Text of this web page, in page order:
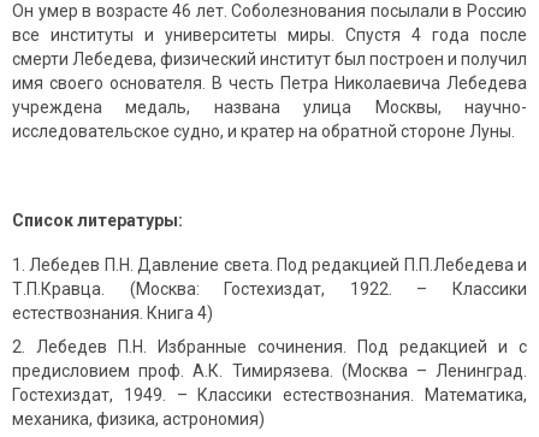
Он умер в возрасте 46 лет. Соболезнования посылали в Россию
все институты и университеты миры. Спустя 4 года после
смерти Лебедева, физический институт был построен и получил
имя своего основателя. В честь Петра Николаевича Лебедева
учреждена медаль, названа улица Москвы, научно-
исследовательское судно, и кратер на обратной стороне Луны.
Список литературы:
Лебедев П.Н. Давление света. Под редакцией П.П.Лебедева и
Т.П.Кравца. (Москва: Гостехиздат, 1922. – Классики
естествознания. Книга 4)
Лебедев П.Н. Избранные сочинения. Под редакцией и с
предисловием проф. А.К. Тимирязева. (Москва – Ленинград.
Гостехиздат, 1949. – Классики естествознания. Математика,
механика, физика, астрономия)